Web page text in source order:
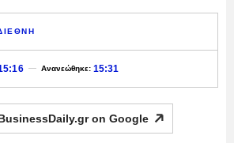
Ανανεώθηκε:15:31
on Google